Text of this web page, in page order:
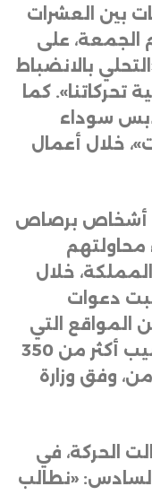
بين العشرات
الجمعة، على
بالانضباط
كما
سوداء
خلال أعمال
أشخاص برصاص
محاولتهم
خلال
دعوات
المواقع التي
دعت الحركة للخروج فيها. وأُصيب أكثر من 350
وفق وزارة
الحركة، في
«نطالب